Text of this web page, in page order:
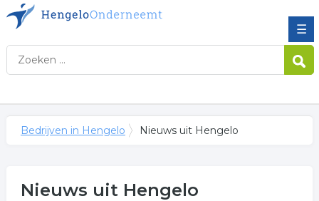
☰
Bedrijven in Hengelo Nieuws uit Hengelo
Nieuws uit Hengelo